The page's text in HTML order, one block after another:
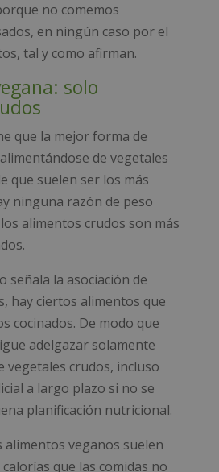
no comemos
en ningún caso por el
tal y como afirman.
solo
que la mejor forma de
de vegetales
que suelen ser los más
ninguna razón de peso
alimentos crudos son más
señala la asociación de
hay ciertos alimentos que
cocinados. De modo que
adelgazar solamente
vegetales crudos, incluso
a largo plazo si no se
planificación nutricional.
alimentos veganos suelen
que las comidas no